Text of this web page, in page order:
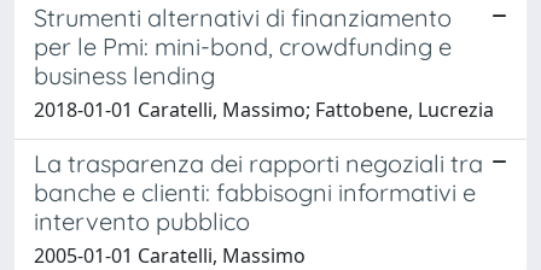
Strumenti alternativi di finanziamento
per le Pmi: mini-bond, crowdfunding e
business lending
2018-01-01 Caratelli, Massimo; Fattobene, Lucrezia
La trasparenza dei rapporti negoziali tra
banche e clienti: fabbisogni informativi e
intervento pubblico
2005-01-01 Caratelli, Massimo